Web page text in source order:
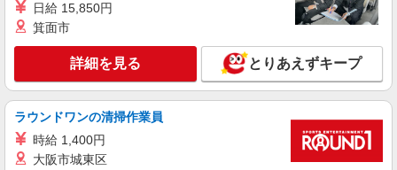
レーナーになったら… 通常時給＋300円！！ ■
通常時給より変動なし ■深夜時給 ⇒22時以降時給
25％UP↑
東京都千代田区飯田橋4-9-8 飯田橋プラザ1F
キープ 詳細を見る
アルバイト パート
大衆＆個室祭酒場飯田橋東口駅前店
時給1,300円 ※給与幅は経験・能力による ■食
日給 15,850円
箕面市
詳細を見る とりあえずキープ
ラウンドワンの清掃作業員
時給 1,400円
大阪市城東区